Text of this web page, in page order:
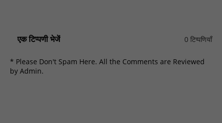
एक टिप्पणी भेजें 0 टिप्पणियाँ
* Please Don't Spam Here. All the Comments are Reviewed
by Admin.